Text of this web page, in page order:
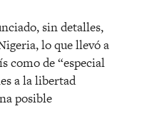
sin detalles,
lo que llevó a
como de “especial
a la libertad
posible